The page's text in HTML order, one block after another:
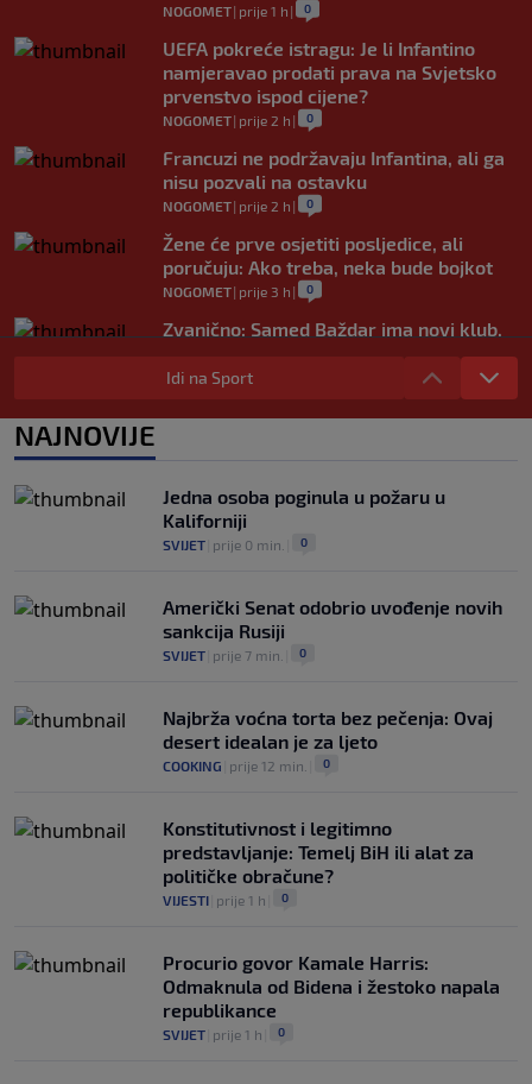
NOGOMET| prije 1 h | 0
UEFA pokreće istragu: Je li Infantino
namjeravao prodati prava na Svjetsko
prvenstvo ispod cijene?
NOGOMET| prije 2 h | 0
Francuzi ne podržavaju Infantina, ali ga
nisu pozvali na ostavku
NOGOMET| prije 2 h | 0
Žene će prve osjetiti posljedice, ali
poručuju: Ako treba, neka bude bojkot
NOGOMET| prije 3 h | 0
Zvanično: Samed Baždar ima novi klub,
zadužio broj sa velikom "težinom"
NOGOMET|prije 5 h
Prije nekoliko godina zaludjela je
Idi na Sport
NAJNOVIJE
Jedna osoba poginula u požaru u
Kaliforniji
SVIJET prije 0 min. 0
Američki Senat odobrio uvođenje novih
sankcija Rusiji
SVIJET prije 7 min. 0
Najbrža voćna torta bez pečenja: Ovaj
desert idealan je za ljeto
COOKING prije 12 min. 0
Konstitutivnost i legitimno
predstavljanje: Temelj BiH ili alat za
političke obračune?
VIJESTI prije 1 h 0
Procurio govor Kamale Harris:
Odmaknula od Bidena i žestoko napala
republikance
SVIJET prije 1 h 0